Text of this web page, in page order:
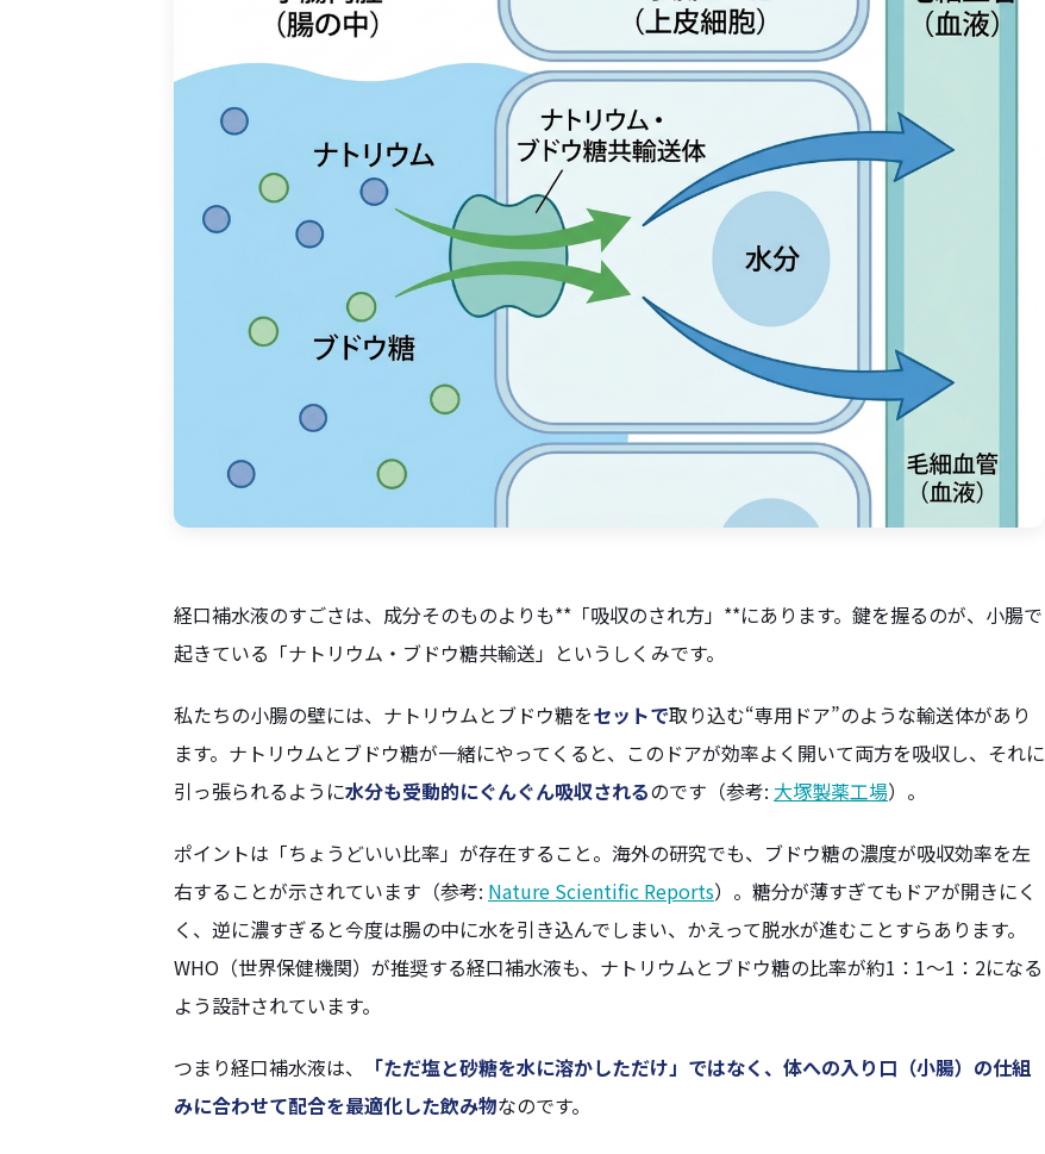
経口補水液のすごさは、成分そのものよりも**「吸収のされ方」**にあります。鍵を握るのが、小腸で
起きている「ナトリウム・ブドウ糖共輸送」というしくみです。
私たちの小腸の壁には、ナトリウムとブドウ糖をセットで取り込む“専用ドア”のような輸送体があり
ます。ナトリウムとブドウ糖が一緒にやってくると、このドアが効率よく開いて両方を吸収し、それに
引っ張られるように水分も受動的にぐんぐん吸収されるのです（参考: 大塚製薬工場）。
ポイントは「ちょうどいい比率」が存在すること。海外の研究でも、ブドウ糖の濃度が吸収効率を左
右することが示されています（参考: Nature Scientific Reports）。糖分が薄すぎてもドアが開きにく
く、逆に濃すぎると今度は腸の中に水を引き込んでしまい、かえって脱水が進むことすらあります。
WHO（世界保健機関）が推奨する経口補水液も、ナトリウムとブドウ糖の比率が約1：1〜1：2になる
よう設計されています。
つまり経口補水液は、
「ただ塩と砂糖を水に溶かしただけ」ではなく、体への入り口（小腸）の仕組
みに合わせて配合を最適化した飲み物なのです。